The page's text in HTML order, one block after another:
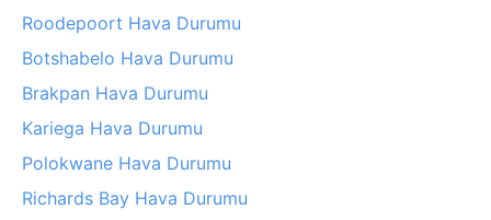
Roodepoort Hava Durumu
Botshabelo Hava Durumu
Brakpan Hava Durumu
Kariega Hava Durumu
Polokwane Hava Durumu
Richards Bay Hava Durumu